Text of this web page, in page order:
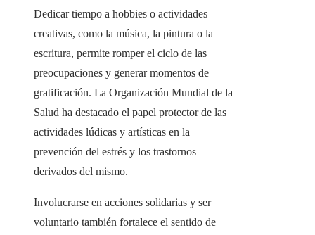
Dedicar tiempo a hobbies o actividades
creativas, como la música, la pintura o la
escritura, permite romper el ciclo de las
preocupaciones y generar momentos de
gratificación. La Organización Mundial de la
Salud ha destacado el papel protector de las
actividades lúdicas y artísticas en la
prevención del estrés y los trastornos
derivados del mismo.
Involucrarse en acciones solidarias y ser
voluntario también fortalece el sentido de